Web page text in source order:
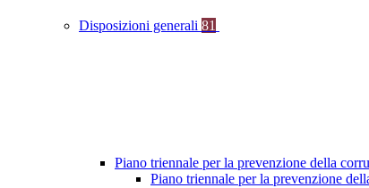
Disposizioni generali 81
Piano triennale per la prevenzione della
Piano triennale per la prevenzione